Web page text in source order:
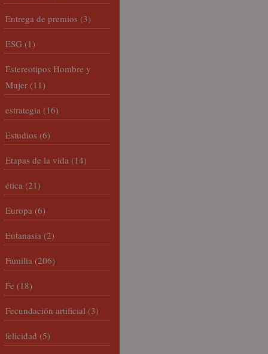
Entrega de premios (3)
ESG (1)
Estereotipos Hombre y
Mujer (11)
estrategia (16)
Estudios (6)
Etapas de la vida (14)
ética (21)
Europa (6)
Eutanasia (2)
Familia (206)
Fe (18)
Fecundación artificial (3)
felicidad (5)